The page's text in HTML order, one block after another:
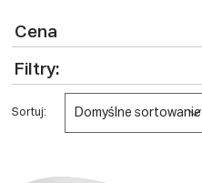
Cena
Filtry:
Sortuj: Domyślne sortowanie